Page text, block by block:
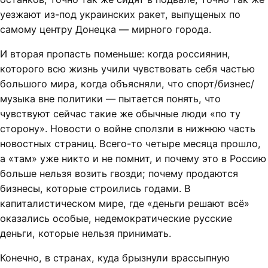
уезжают из-под украинских ракет, выпущеных по
самому центру Донецка — мирного города.
И вторая пропасть поменьше: когда россиянин,
которого всю жизнь учили чувствовать себя частью
большого мира, когда объясняли, что спорт/бизнес/
музыка вне политики — пытается понять, что
чувствуют сейчас такие же обычные люди «по ту
сторону». Новости о войне сползли в нижнюю часть
новостных страниц. Всего-то четыре месяца прошло,
а «там» уже никто и не помнит, и почему это в Россию
больше нельзя возить гвозди; почему продаются
бизнесы, которые строились годами. В
капиталистическом мире, где «деньги решают всё»
оказались особые, недемократические русские
деньги, которые нельзя принимать.
Конечно, в странах, куда брызнули врассыпную